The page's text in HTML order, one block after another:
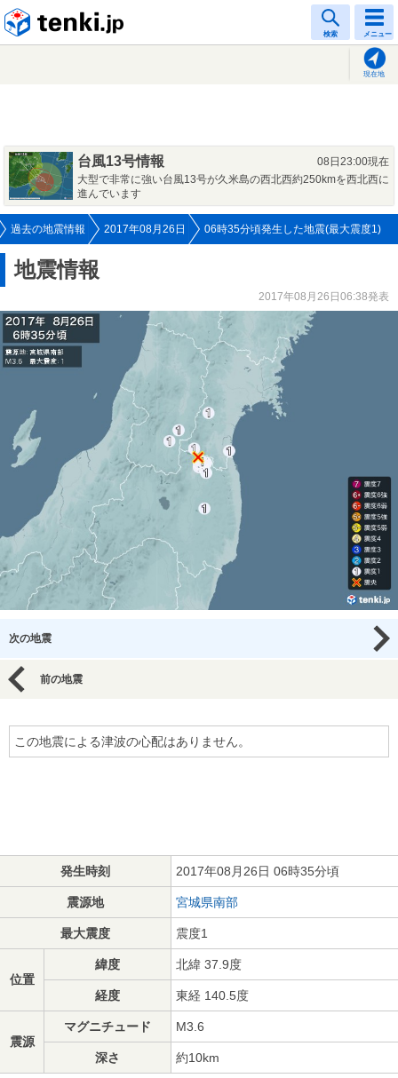
検索 メニュー
現在地
台風13号情報
08日23:00現在
大型で非常に強い台風13号が久米島の西北西約250kmを西北西に
進んでいます
過去の地震情報 2017年08月26日 06時35分頃発生した地震(最大震度1)
地震情報
2017年08月26日06:38発表
次の地震
前の地震
この地震による津波の心配はありません。
発生時刻 2017年08月26日 06時35分頃
震源地 宮城県南部
最大震度 震度1
位置
緯度 北緯 37.9度
経度 東経 140.5度
震源
マグニチュード M3.6
深さ 約10km